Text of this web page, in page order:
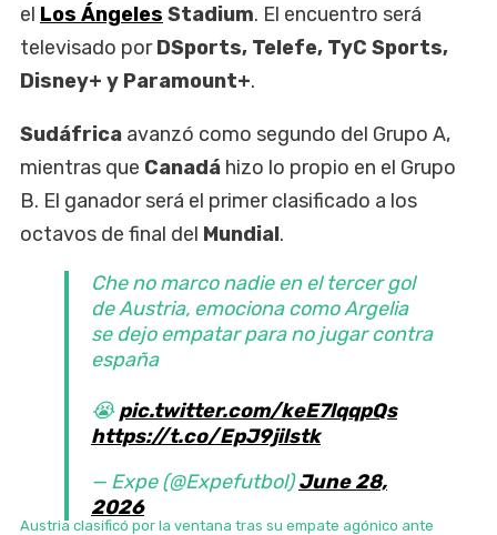
el Los Ángeles Stadium. El encuentro será
televisado porDSports, Telefe, TyC Sports,
Disney+ y Paramount+.
Sudáfrica avanzó como segundo del Grupo A,
mientras que Canadá hizo lo propio en el Grupo
B. El ganador será el primer clasificado a los
octavos de final del Mundial.
Che no marco nadie en el tercer gol
de Austria, emociona como Argelia
se dejo empatar para no jugar contra
españa
😭pic.twitter.com/keE7lqqpQs
https://t.co/EpJ9jilstk
— Expe (@Expefutbol)June 28,
2026
Austria clasificó por la ventana tras su empate agónico ante